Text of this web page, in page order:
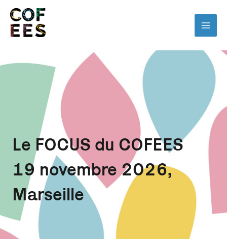
Le FOCUS du COFEES
19 novembre 2026,
Marseille